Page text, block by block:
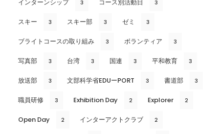
インターンシップ 3 コース別活動日 3
スキー 3 スキー部 3 ゼミ 3
ブライトコースの取り組み 3 ボランティア 3
写真部 3 台湾 3 国連 3 平和教育 3
放送部 3 文部科学省EDUーPORT 3 書道部 3
職員研修 3 Exhibition Day 2 Explorer 2
Open Day 2 インターアクトクラブ 2